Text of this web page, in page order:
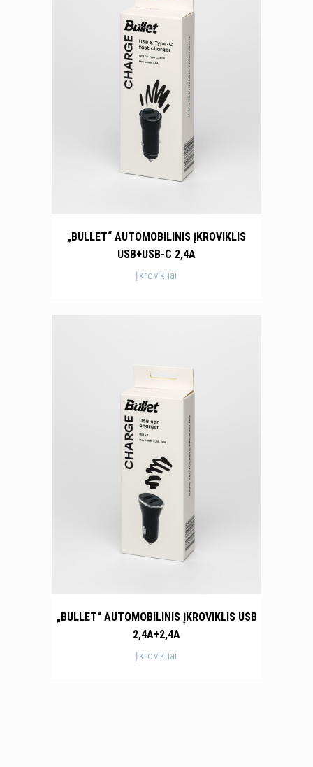
„BULLET“ AUTOMOBILINIS ĮKROVIKLIS
USB+USB-C 2,4A
Įkrovikliai
„BULLET“ AUTOMOBILINIS ĮKROVIKLIS USB
2,4A+2,4A
Įkrovikliai